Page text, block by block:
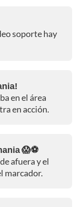
soporte hay
en el área
en acción.
😱⚽
afuera y el
marcador.